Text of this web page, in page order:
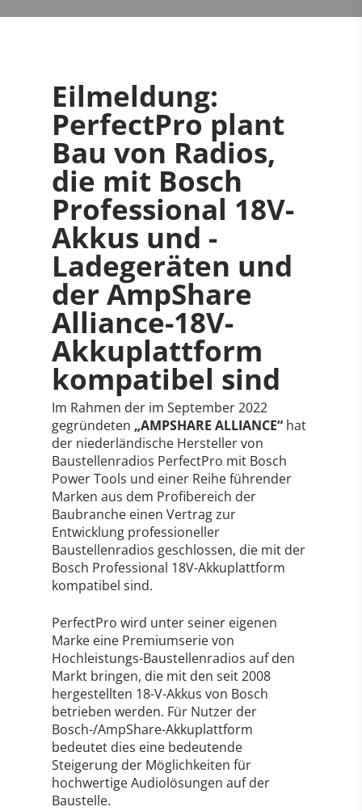
Eilmeldung:
PerfectPro plant
Bau von Radios,
die mit Bosch
Professional 18V-
Akkus und -
Ladegeräten und
der AmpShare
Alliance-18V-
Akkuplattform
kompatibel sind
Im Rahmen der im September 2022
gegründeten „AMPSHARE ALLIANCE“ hat
der niederländische Hersteller von
Baustellenradios PerfectPro mit Bosch
Power Tools und einer Reihe führender
Marken aus dem Profibereich der
Baubranche einen Vertrag zur
Entwicklung professioneller
Baustellenradios geschlossen, die mit der
Bosch Professional 18V-Akkuplattform
kompatibel sind.
PerfectPro wird unter seiner eigenen
Marke eine Premiumserie von
Hochleistungs-Baustellenradios auf den
Markt bringen, die mit den seit 2008
hergestellten 18-V-Akkus von Bosch
betrieben werden. Für Nutzer der
Bosch-/AmpShare-Akkuplattform
bedeutet dies eine bedeutende
Steigerung der Möglichkeiten für
hochwertige Audiolösungen auf der
Baustelle.